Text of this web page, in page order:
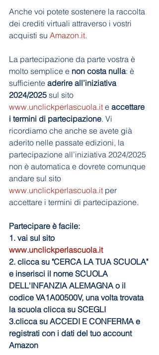
Anche voi potete sostenere la raccolta
dei crediti virtuali attraverso i vostri
acquisti su Amazon.it.
La partecipazione da parte vostra è
molto semplice e non costa nulla: è
sufficiente aderire all’iniziativa
2024/2025 sul sito
www.unclickperlascuola.it e accettare
i termini di partecipazione. Vi
ricordiamo che anche se avete già
aderito nelle passate edizioni, la
partecipazione all’iniziativa 2024/2025
non è automatica e dovrete comunque
andare sul sito
www.unclickperlascuola.it per
accettare i termini di partecipazione.
Partecipare è facile:
1. vai sul sito
www.unclickperlascuola.it
2. clicca su "CERCA LA TUA SCUOLA"
e inserisci il nome SCUOLA
DELL'INFANZIA ALEMAGNA o il
codice VA1A00500V, una volta trovata
la scuola clicca su SCEGLI
3.clicca su ACCEDI E CONFERMA e
registrati con i dati del tuo account
Amazon